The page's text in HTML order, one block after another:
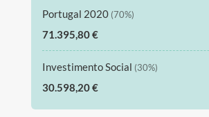
Portugal 2020 (70%)
71.395,80 €
Investimento Social (30%)
30.598,20 €